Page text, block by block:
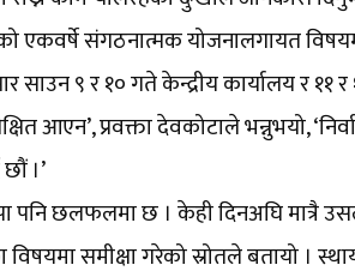
एकवर्षे संगठनात्मक योजनालगायत
९ र १० गते केन्द्रीय कार्यालय र ११
आएन’, प्रवक्ता देवकोटाले भन्नुभयो,
।’
पनि छलफलमा छ । केही दिनअघि मात्रै
समीक्षा गरेको स्रोतले बतायो ।